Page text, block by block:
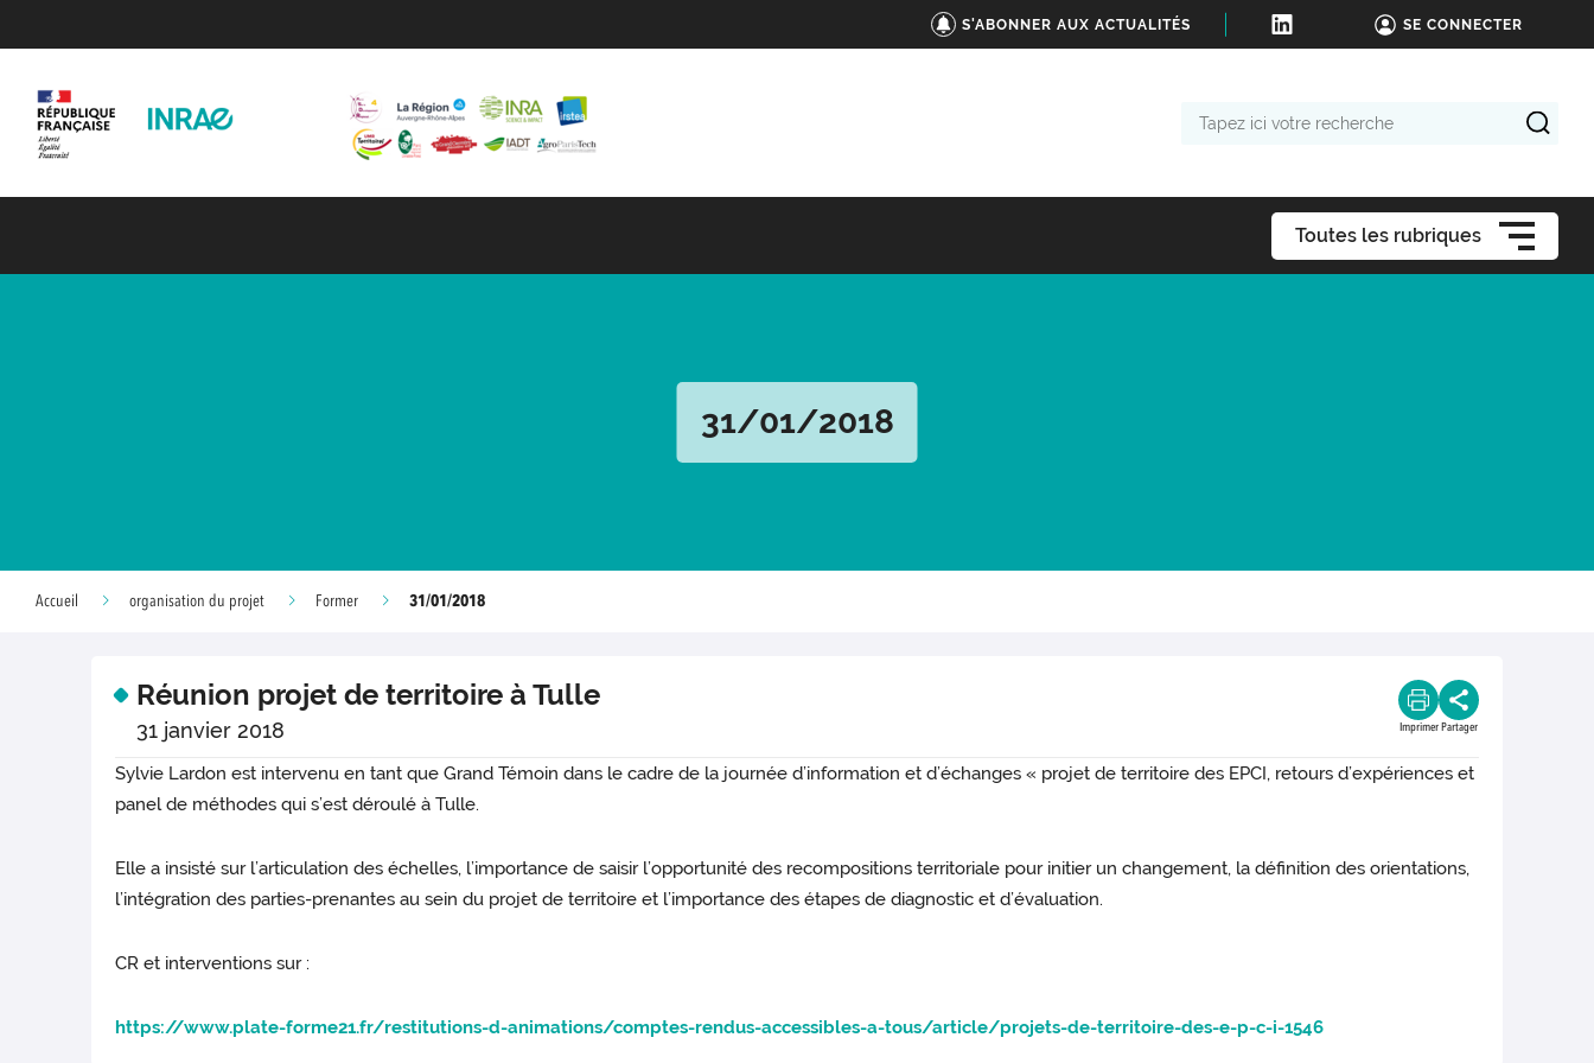
S'ABONNER AUX ACTUALITÉS SE CONNECTER
Toutes les rubriques
31/01/2018
Accueil organisation du projet Former 31/01/2018
Réunion projet de territoire à Tulle
31 janvier 2018 Imprimer Partager
Sylvie Lardon est intervenu en tant que Grand Témoin dans le cadre de la journée d’information et d’échanges « projet de territoire des EPCI, retours d’expériences et
panel de méthodes qui s’est déroulé à Tulle.
Elle a insisté sur l’articulation des échelles, l’importance de saisir l’opportunité des recompositions territoriale pour initier un changement, la définition des orientations,
l’intégration des parties-prenantes au sein du projet de territoire et l’importance des étapes de diagnostic et d’évaluation.
CR et interventions sur :
https://www.plate-forme21.fr/restitutions-d-animations/comptes-rendus-accessibles-a-tous/article/projets-de-territoire-des-e-p-c-i-1546